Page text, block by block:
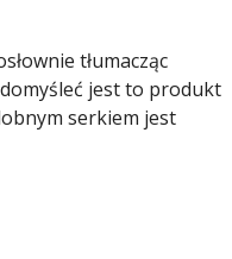
tłumacząc
domyśleć jest to produkt
serkiem jest